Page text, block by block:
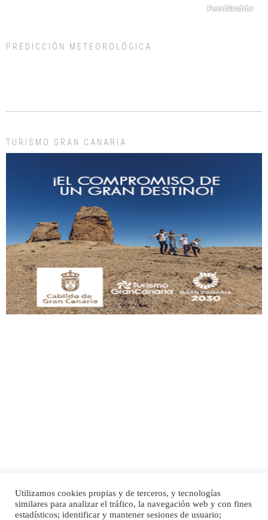
manso y extremadamente cari...
Adopción urgente
Busco adopción responsable para mi perra. Pastor alemán, hembra, 4 años. Por
motivos personales ...
Leales.org » Gran Canaria | 6.7.2025
Ninfa perdida
El día 5 se los perdió una ninfa papillera, asustada tiene miedo a la calle, se
PREDICCIÓN METEOROLÓGICA
TURISMO GRAN CANARIA
Inicio Publicidad Política de privacidad
Utilizamos cookies propias y de terceros, y tecnologías
similares para analizar el tráfico, la navegación web y con fines
estadísticos; identificar y mantener sesiones de usuario;